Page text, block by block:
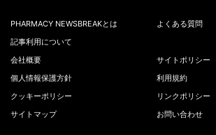
PHARMACY NEWSBREAKとは
よくある質問
記事利用について
会社概要
サイトポリシー
個人情報保護方針
利用規約
クッキーポリシー
リンクポリシー
サイトマップ
お問い合わせ